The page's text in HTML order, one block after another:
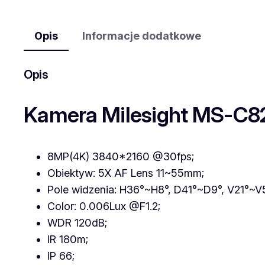
Opis
Informacje dodatkowe
Opis
Kamera Milesight MS-
8MP(4K) 3840*2160 @30fps;
Obiektyw: 5X AF Lens 11~55mm;
Pole widzenia: H36°~H8°, D41°~D9°,
Color: 0.006Lux @F1.2;
WDR 120dB;
IR 180m;
IP 66;